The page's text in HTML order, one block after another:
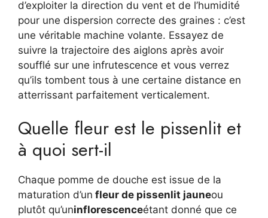
d’exploiter la direction du vent et de l’humidité
pour une dispersion correcte des graines : c’est
une véritable machine volante. Essayez de
suivre la trajectoire des aiglons après avoir
soufflé sur une infrutescence et vous verrez
qu’ils tombent tous à une certaine distance en
atterrissant parfaitement verticalement.
Quelle fleur est le pissenlit et
à quoi sert-il
Chaque pomme de douche est issue de la
maturation d’un fleur de pissenlit jauneou
plutôt qu’uninflorescenceétant donné que ce